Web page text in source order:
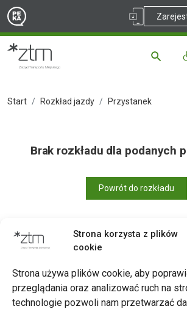
Strona korzysta z plików
cookie
Strona używa plików cookie, aby
przeglądania oraz analizować ruch na
technologie pozwoli nam przetwarzać
Start Rozkład jazdy Przystanek
Brak rozkładu dla podanych
Powrót do rozkładu